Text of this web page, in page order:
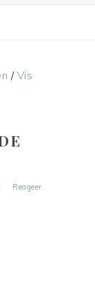
/ Vis
Reageer